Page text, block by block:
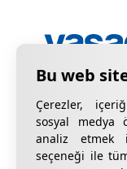
Çerezler,
sosyal medya
analiz etmek
seçeneği ile